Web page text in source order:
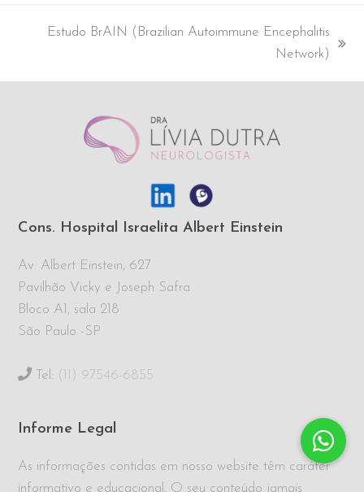
Estudo BrAIN (Brazilian Autoimmune Encephalitis
Network)
Cons. Hospital Israelita Albert Einstein
Av. Albert Einstein, 627
Pavilhão Vicky e Joseph Safra
Bloco A1, sala 218
São Paulo -SP
Tel: (11) 97546-6855
Informe Legal
As informações contidas em nosso website têm caráter
informativo e educacional. O seu conteúdo jamais